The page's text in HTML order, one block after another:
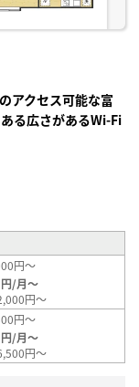
アクセス可能な富
る広さがあるWi-Fi
円～
円/月～
円～
円～
円/月～
円～